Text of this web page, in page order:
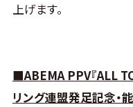
上げます。
■ABEMA PPV『ALL
リング連盟発足記念・